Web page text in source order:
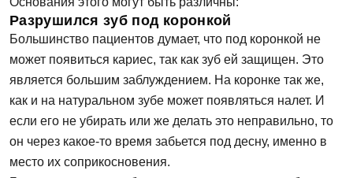
Разрушился зуб под коронкой
Большинство пациентов думает, что под коронкой не
может появиться кариес, так как зуб ей защищен. Это
является большим заблуждением. На коронке так же,
как и на натуральном зубе может появляться налет. И
если его не убирать или же делать это неправильно, то
он через какое-то время забьется под десну, именно в
место их соприкосновения.